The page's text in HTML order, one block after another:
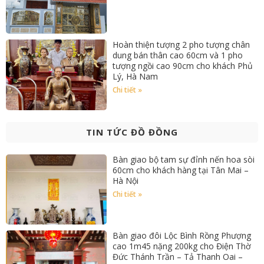
Hoàn thiện tượng 2 pho tượng chân
dung bán thân cao 60cm và 1 pho
tượng ngồi cao 90cm cho khách Phủ
Lý, Hà Nam
Chi tiết »
TIN TỨC ĐỒ ĐỒNG
Bàn giao bộ tam sự đỉnh nến hoa sòi
60cm cho khách hàng tại Tân Mai –
Hà Nội
Chi tiết »
Bàn giao đôi Lộc Bình Rồng Phượng
cao 1m45 nặng 200kg cho Điện Thờ
Đức Thánh Trần – Tả Thanh Oai –